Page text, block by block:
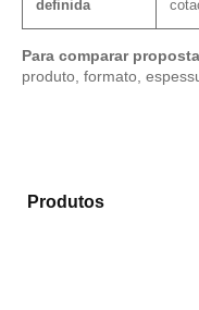
definida
Para comparar
produto, formato,
Produtos